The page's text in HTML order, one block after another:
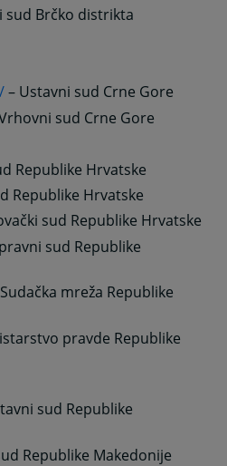
sud Brčko distrikta
– Ustavni sud Crne Gore
sud Crne Gore
Republike Hrvatske
Republike Hrvatske
sud Republike Hrvatske
sud Republike
mreža Republike
pravde Republike
sud Republike
Republike Makedonije